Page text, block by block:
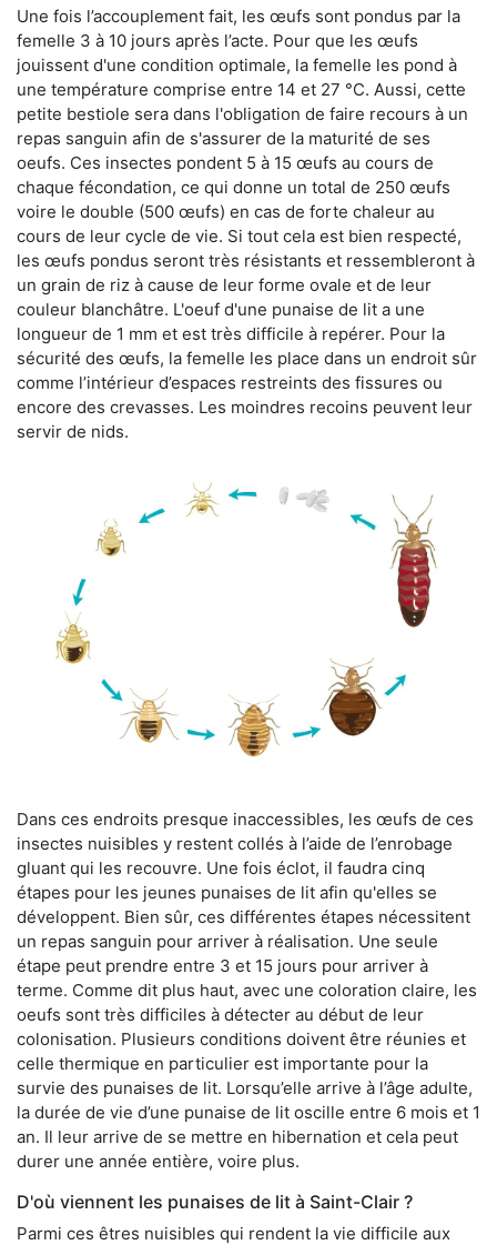
Une fois l’accouplement fait, les œufs sont pondus par la
femelle 3 à 10 jours après l’acte. Pour que les œufs
jouissent d'une condition optimale, la femelle les pond à
une température comprise entre 14 et 27 °C. Aussi, cette
petite bestiole sera dans l'obligation de faire recours à un
repas sanguin afin de s'assurer de la maturité de ses
oeufs. Ces insectes pondent 5 à 15 œufs au cours de
chaque fécondation, ce qui donne un total de 250 œufs
voire le double (500 œufs) en cas de forte chaleur au
cours de leur cycle de vie. Si tout cela est bien respecté,
les œufs pondus seront très résistants et ressembleront à
un grain de riz à cause de leur forme ovale et de leur
couleur blanchâtre. L'oeuf d'une punaise de lit a une
longueur de 1 mm et est très difficile à repérer. Pour la
sécurité des œufs, la femelle les place dans un endroit sûr
comme l’intérieur d’espaces restreints des fissures ou
encore des crevasses. Les moindres recoins peuvent leur
servir de nids.
Dans ces endroits presque inaccessibles, les œufs de ces
insectes nuisibles y restent collés à l’aide de l’enrobage
gluant qui les recouvre. Une fois éclot, il faudra cinq
étapes pour les jeunes punaises de lit afin qu'elles se
développent. Bien sûr, ces différentes étapes nécessitent
un repas sanguin pour arriver à réalisation. Une seule
étape peut prendre entre 3 et 15 jours pour arriver à
terme. Comme dit plus haut, avec une coloration claire, les
oeufs sont très difficiles à détecter au début de leur
colonisation. Plusieurs conditions doivent être réunies et
celle thermique en particulier est importante pour la
survie des punaises de lit. Lorsqu’elle arrive à l’âge adulte,
la durée de vie d’une punaise de lit oscille entre 6 mois et 1
an. Il leur arrive de se mettre en hibernation et cela peut
durer une année entière, voire plus.
D'où viennent les punaises de lit à Saint-Clair ?
Parmi ces êtres nuisibles qui rendent la vie difficile aux